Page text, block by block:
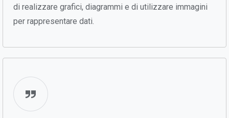
di realizzare grafici, diagrammi e di utilizzare immagini
per rappresentare dati.